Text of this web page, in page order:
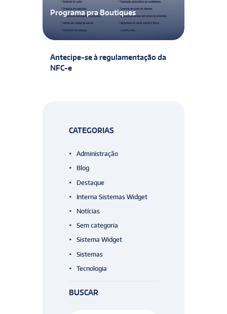
Programa pra Boutiques
Antecipe-se à regulamentação da
NFC-e
CATEGORIAS
Administração
Blog
Destaque
Interna Sistemas Widget
Notícias
Sem categoria
Sistema Widget
Sistemas
Tecnologia
BUSCAR